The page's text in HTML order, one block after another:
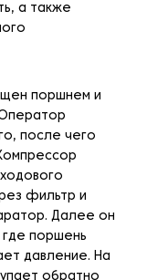
а также
поршнем и
после чего
фильтр и
Далее он
поршень
давление. На
обратно